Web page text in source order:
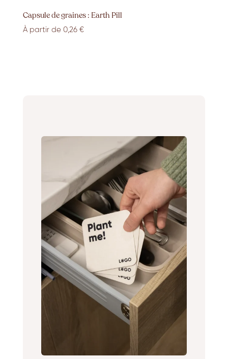
Capsule de graines : Earth Pill
À partir de 0,26 €